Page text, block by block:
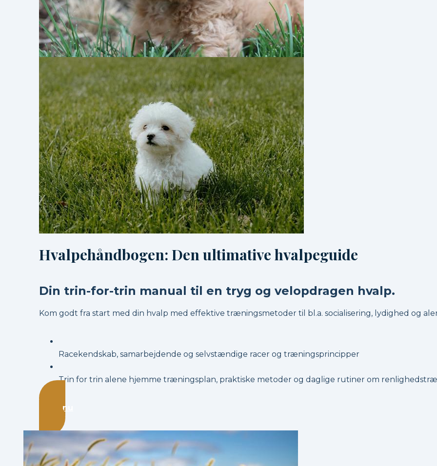
Hvalpehåndbogen: Den ultimative hvalpeguide
Din trin-for-trin manual til en tryg og velopdragen hvalp.
Kom godt fra start med din hvalp med effektive træningsmetoder til bl.a. socialisering, lydighed og
Racekendskab, samarbejdende og selvstændige racer og træningsprincipper
Trin for trin alene hjemme træningsplan, praktiske metoder og daglige rutiner om
Start nu